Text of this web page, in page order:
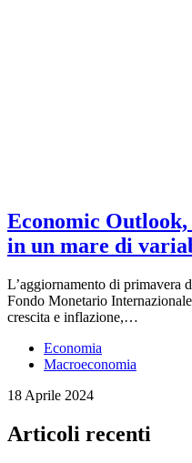
Economic Outlook,
in un mare di
L’aggiornamento di primavera
Fondo Monetario
crescita e inflazione,…
Economia
Macroeconomia
18 Aprile 2024
Articoli recenti